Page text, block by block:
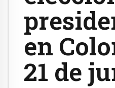
en
21 de